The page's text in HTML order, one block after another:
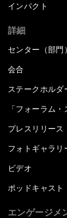
インパクト
詳細
センター（部門）
会合
ステークホルダ
「フォーラム・
プレスリリース
フォトギャラリ
ビデオ
ポッドキャスト
エンゲージメ